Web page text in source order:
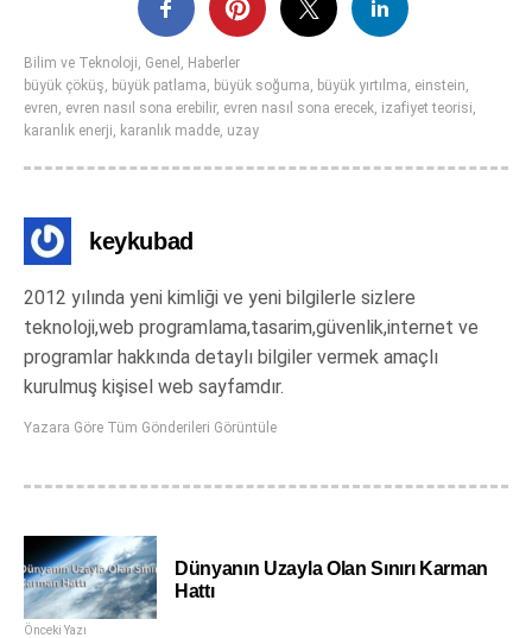
Bilim ve Teknoloji, Genel , Haberler
büyük çöküş, büyük patlama, büyük soğuma, büyük yırtılma, einstein,
evren, evren nasıl sona erebilir, evren nasıl sona erecek, izafiyet teorisi,
karanlık enerji, karanlık madde, uzay
keykubad
2012 yılında yeni kimliği ve yeni bilgilerle sizlere
teknoloji,web programlama,tasarim,güvenlik,internet ve
programlar hakkında detaylı bilgiler vermek amaçlı
kurulmuş kişisel web sayfamdır.
Yazara Göre Tüm Gönderileri Görüntüle
Dünyanın Uzayla Olan Sınırı Karman
Hattı
Önceki Yazı